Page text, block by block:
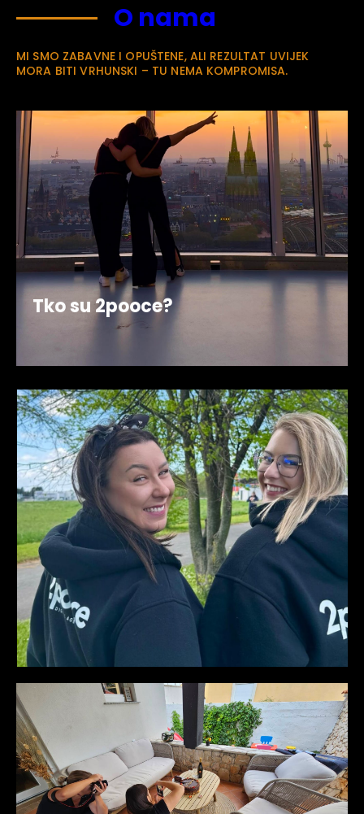
O nama
MI SMO ZABAVNE I OPUŠTENE, ALI REZULTAT UVIJEK
MORA BITI VRHUNSKI – TU NEMA KOMPROMISA.
Tko su 2pooce?